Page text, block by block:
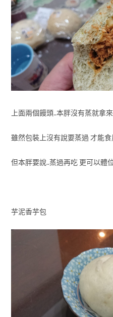
上面兩個饅頭..本胖沒有蒸就拿
雖然包裝上沒有說要蒸過 才能食
但本胖要說..蒸過再吃 更可以體
芋泥香芋包